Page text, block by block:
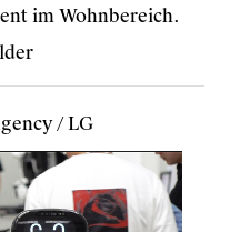
im Wohnbereich.
/LG